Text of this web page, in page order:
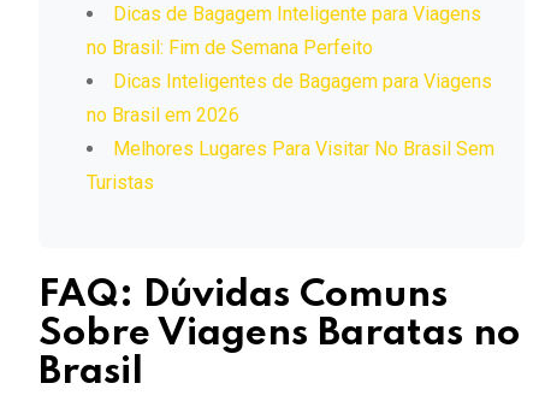
Dicas de Bagagem Inteligente para Viagens
no Brasil: Fim de Semana Perfeito
Dicas Inteligentes de Bagagem para Viagens
no Brasil em 2026
Melhores Lugares Para Visitar No Brasil Sem
Turistas
FAQ: Dúvidas Comuns
Sobre Viagens Baratas no
Brasil